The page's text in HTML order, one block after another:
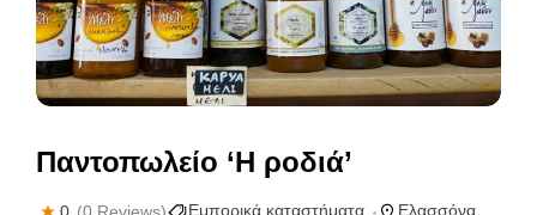
Παντοπωλείο ‘Η ροδιά’
Εμπορικά καταστήματα Ελασσόνα